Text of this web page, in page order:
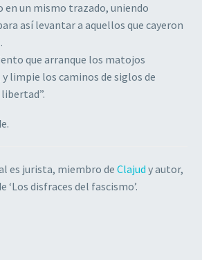
en un mismo trazado, uniendo
así levantar a aquellos que cayeron
que arranque los matojos
limpie los caminos de siglos de
es jurista, miembro de Clajud y autor,
disfraces del fascismo’.